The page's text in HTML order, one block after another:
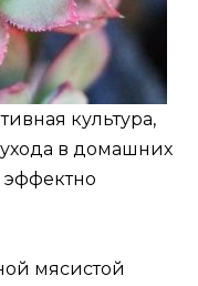
культура,
ухода в домашних
эффектно
мясистой